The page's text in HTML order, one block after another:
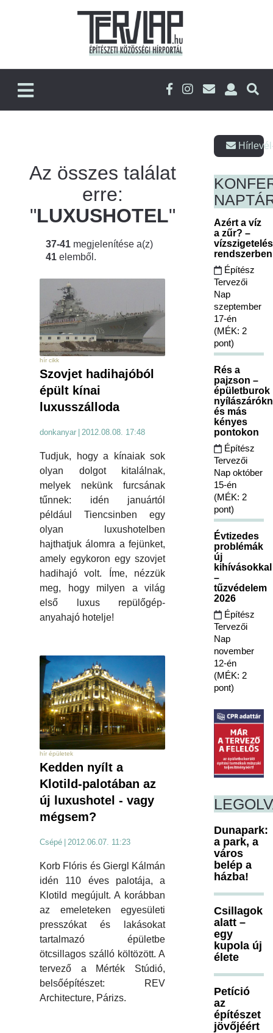
Az összes találat
erre:
"LUXUSHOTEL"
37-41 megjelenítése a(z)
41 elemből.
hír cikk
Szovjet hadihajóból
épült kínai
luxusszálloda
donkanyar 2012.08.08. 17:48
Tudjuk, hogy a kínaiak sok
olyan dolgot kitalálnak,
melyek nekünk furcsának
tűnnek: idén januártól
például Tiencsinben egy
olyan luxushotelben
hajthatjuk álomra a fejünket,
amely egykoron egy szovjet
hadihajó volt. Íme, nézzük
meg, hogy milyen a világ
első luxus repülőgép-
anyahajó hotelje!
hír épületek
Kedden nyílt a
Klotild-palotában az
új luxushotel - vagy
mégsem?
Csépé 2012.06.07. 11:23
Korb Flóris és Giergl Kálmán
idén 110 éves palotája, a
Klotild megújult. A korábban
az emeleteken egyesületi
presszókat és lakásokat
tartalmazó épületbe
ötcsillagos szálló költözött. A
tervező a Mérték Stúdió,
belsőépítészet: REV
Architecture, Párizs.
Azért a víz
a zűr? –
Építész
Tervezői
Nap
szeptember
17-én
(MÉK: 2
pont)
Rés a
pajzson –
épületburok
és más
kényes
pontokon
Építész
Tervezői
Nap október
15-én
(MÉK: 2
pont)
Évtizedes
problémák
új
kihívásokkal
–
tűzvédelem
2026
Építész
Tervezői
Nap
november
12-én
(MÉK: 2
pont)
Dunapark:
a park, a
város
belép a
házba!
Csillagok
alatt –
egy
kupola új
élete
Petíció
az
építészet
jövőjéért